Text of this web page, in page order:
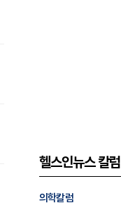
헬스인뉴스 칼럼
의학칼럼